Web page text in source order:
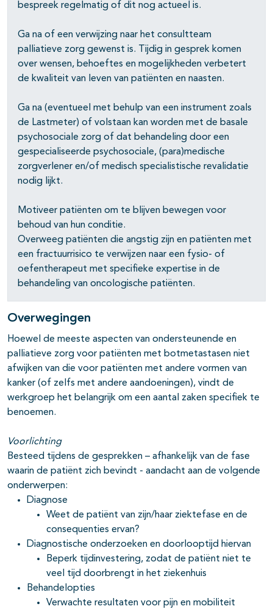
bespreek regelmatig of dit nog actueel is.
Ga na of een verwijzing naar het consultteam
palliatieve zorg gewenst is. Tijdig in gesprek komen
over wensen, behoeftes en mogelijkheden verbetert
de kwaliteit van leven van patiënten en naasten.
Ga na (eventueel met behulp van een instrument zoals
de Lastmeter) of volstaan kan worden met de basale
psychosociale zorg of dat behandeling door een
gespecialiseerde psychosociale, (para)medische
zorgverlener en/of medisch specialistische revalidatie
nodig lijkt.
Motiveer patiënten om te blijven bewegen voor
behoud van hun conditie.
Overweeg patiënten die angstig zijn en patiënten met
een fractuurrisico te verwijzen naar een fysio- of
oefentherapeut met specifieke expertise in de
behandeling van oncologische patiënten.
Overwegingen
Hoewel de meeste aspecten van ondersteunende en
palliatieve zorg voor patiënten met botmetastasen niet
afwijken van die voor patiënten met andere vormen van
kanker (of zelfs met andere aandoeningen), vindt de
werkgroep het belangrijk om een aantal zaken specifiek te
benoemen.
Voorlichting
Besteed tijdens de gesprekken – afhankelijk van de fase
waarin de patiënt zich bevindt - aandacht aan de volgende
onderwerpen:
Diagnose
Weet de patiënt van zijn/haar ziektefase en de
consequenties ervan?
Diagnostische onderzoeken en doorlooptijd hiervan
Beperk tijdinvestering, zodat de patiënt niet te
veel tijd doorbrengt in het ziekenhuis
Behandelopties
Verwachte resultaten voor pijn en mobiliteit